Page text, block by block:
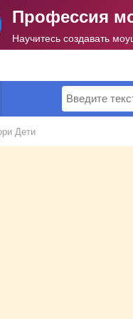
Профессия
Научитесь создавать
Поиск
Дети